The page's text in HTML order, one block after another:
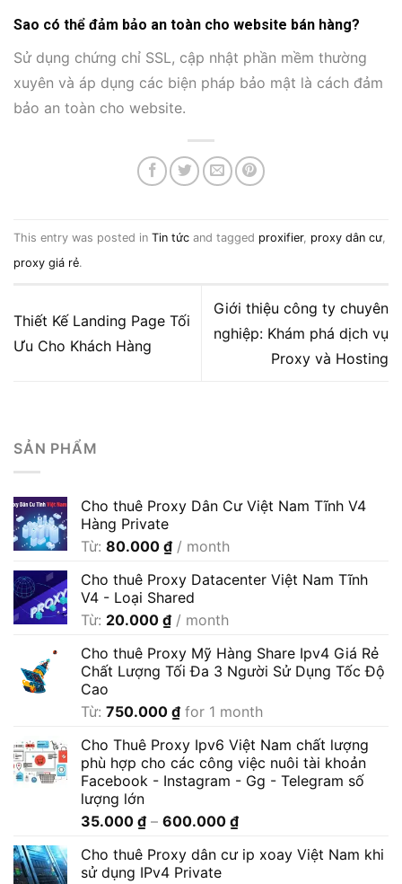
Sao có thể đảm bảo an toàn cho website bán hàng?
Sử dụng chứng chỉ SSL, cập nhật phần mềm thường
xuyên và áp dụng các biện pháp bảo mật là cách đảm
bảo an toàn cho website.
This entry was posted in Tin tức and tagged proxifier, proxy dân cư,
proxy giá rẻ.
Thiết Kế Landing Page Tối
Ưu Cho Khách Hàng
Giới thiệu công ty chuyên
nghiệp: Khám phá dịch vụ
Proxy và Hosting
SẢN PHẨM
Cho thuê Proxy Dân Cư Việt Nam Tĩnh V4
Hàng Private
Từ: 80.000 ₫ / month
Cho thuê Proxy Datacenter Việt Nam Tĩnh
V4 - Loại Shared
Từ: 20.000 ₫ / month
Cho thuê Proxy Mỹ Hàng Share Ipv4 Giá Rẻ
Chất Lượng Tối Đa 3 Người Sử Dụng Tốc Độ
Cao
Từ: 750.000 ₫ for 1 month
Cho Thuê Proxy Ipv6 Việt Nam chất lượng
phù hợp cho các công việc nuôi tài khoản
Facebook - Instagram - Gg - Telegram số
lượng lớn
35.000 ₫ – 600.000 ₫Khoảng
từ
Cho thuê Proxy dân cư ip xoay Việt Nam khi
sử dụng IPv4 Private